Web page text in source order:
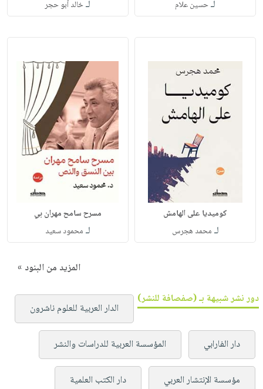
لـحسين علام لـخالد أبو حجر
كوميديا على الهامش
لـ محمد هجرس
مسرح سامح مهران بي
لـ محمود سعيد
المزيد من البنود »
دور نشر شبيهة بـ (صفصافة للنشر)
الدار العربية للعلوم ناشرون
دار الفارابي المؤسسة العربية للدراسات والنشر
مؤسسة الإنتشار العربي دار الكتب العلمية